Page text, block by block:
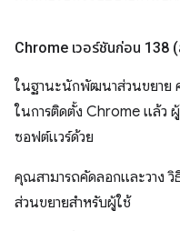
Chrome เวอร์ชันก่อน
ในฐานะนักพัฒนาส่วนขยาย
ในการติดตั้ง Chrome แล้ว
ซอฟต์แวร์ด้วย
คุณสามารถคัดลอกและวาง วิ
ส่วนขยายสำหรับผู้ใช้